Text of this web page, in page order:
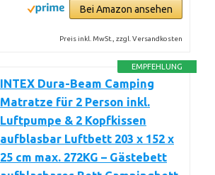
Bei Amazon ansehen
Preis inkl. MwSt., zzgl. Versandkosten
EMPFEHLUNG
INTEX Dura-Beam Camping
Matratze für 2 Person inkl.
Luftpumpe & 2 Kopfkissen
aufblasbar Luftbett 203 x 152 x
25 cm max. 272KG – Gästebett